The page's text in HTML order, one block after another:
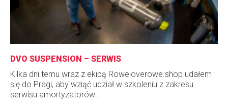
DVO SUSPENSION – SERWIS
Kilka dni temu wraz z ekipą Roweloverowe.shop udałem
się do Pragi, aby wziąć udział w szkoleniu z zakresu
serwisu amortyzatorów...